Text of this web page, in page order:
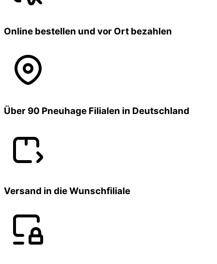
Online bestellen und vor Ort bezahlen
Über 90 Pneuhage Filialen in Deutschland
Versand in die Wunschfiliale